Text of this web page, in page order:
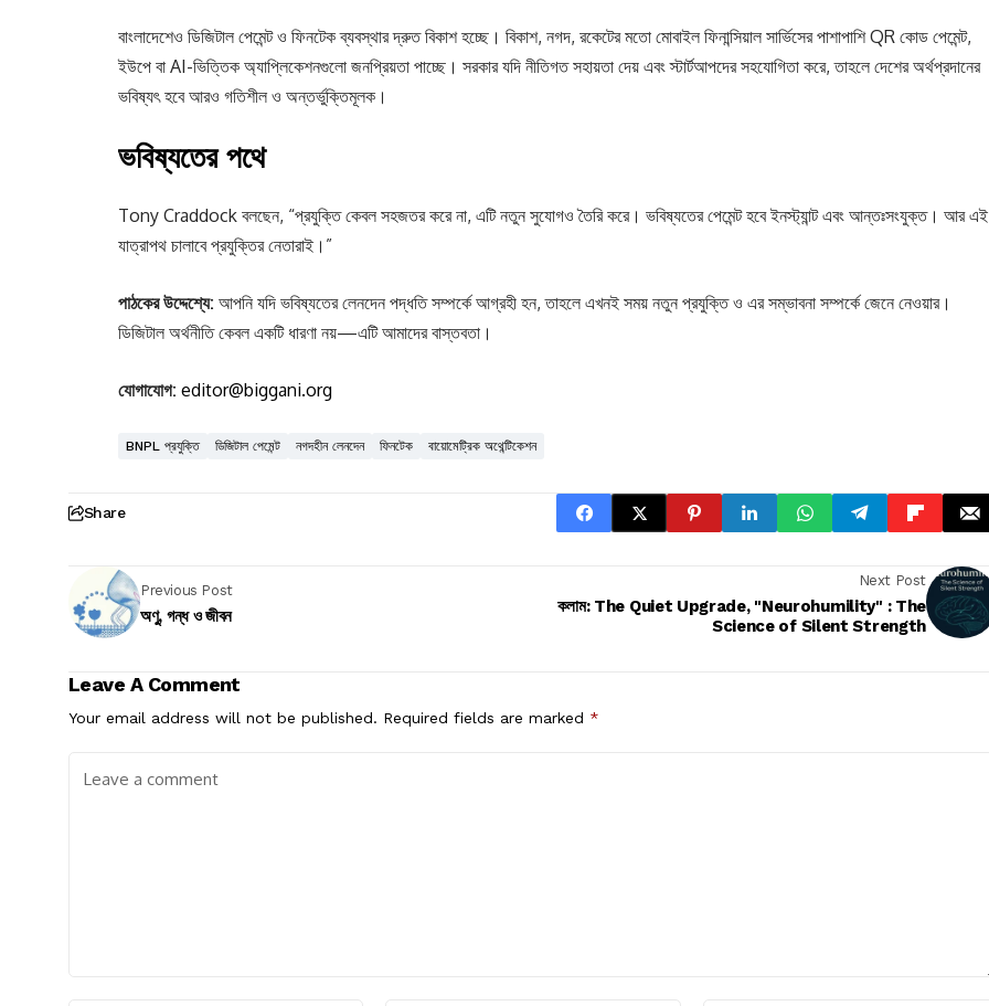
বাংলাদেশেও ডিজিটাল পেমেন্ট ও ফিনটেক ব্যবস্থার দ্রুত বিকাশ হচ্ছে। বিকাশ, নগদ, রকেটের মতো মোবাইল ফিনান্সিয়াল সার্ভিসের পাশাপাশি QR কোড পেমেন্ট,
ইউপে বা AI-ভিত্তিক অ্যাপ্লিকেশনগুলো জনপ্রিয়তা পাচ্ছে। সরকার যদি নীতিগত সহায়তা দেয় এবং স্টার্টআপদের সহযোগিতা করে, তাহলে দেশের অর্থপ্রদানের
ভবিষ্যৎ হবে আরও গতিশীল ও অন্তর্ভুক্তিমূলক।
ভবিষ্যতের পথে
Tony Craddock বলছেন, “প্রযুক্তি কেবল সহজতর করে না, এটি নতুন সুযোগও তৈরি করে। ভবিষ্যতের পেমেন্ট হবে ইনস্ট্যান্ট এবং আন্তঃসংযুক্ত। আর এই
যাত্রাপথ চালাবে প্রযুক্তির নেতারাই।”
পাঠকের উদ্দেশ্যে: আপনি যদি ভবিষ্যতের লেনদেন পদ্ধতি সম্পর্কে আগ্রহী হন, তাহলে এখনই সময় নতুন প্রযুক্তি ও এর সম্ভাবনা সম্পর্কে জেনে নেওয়ার।
ডিজিটাল অর্থনীতি কেবল একটি ধারণা নয়—এটি আমাদের বাস্তবতা।
যোগাযোগ: editor@biggani.org
BNPL প্রযুক্তি ডিজিটাল পেমেন্ট নগদহীন লেনদেন ফিনটেক বায়োমেট্রিক অথেন্টিকেশন
Share
Previous Post
অণু, গন্ধ ও জীবন
Next Post
কলাম: The Quiet Upgrade, "Neurohumility" : The
Science of Silent Strength
Leave A Comment
Your email address will not be published. Required fields are marked *